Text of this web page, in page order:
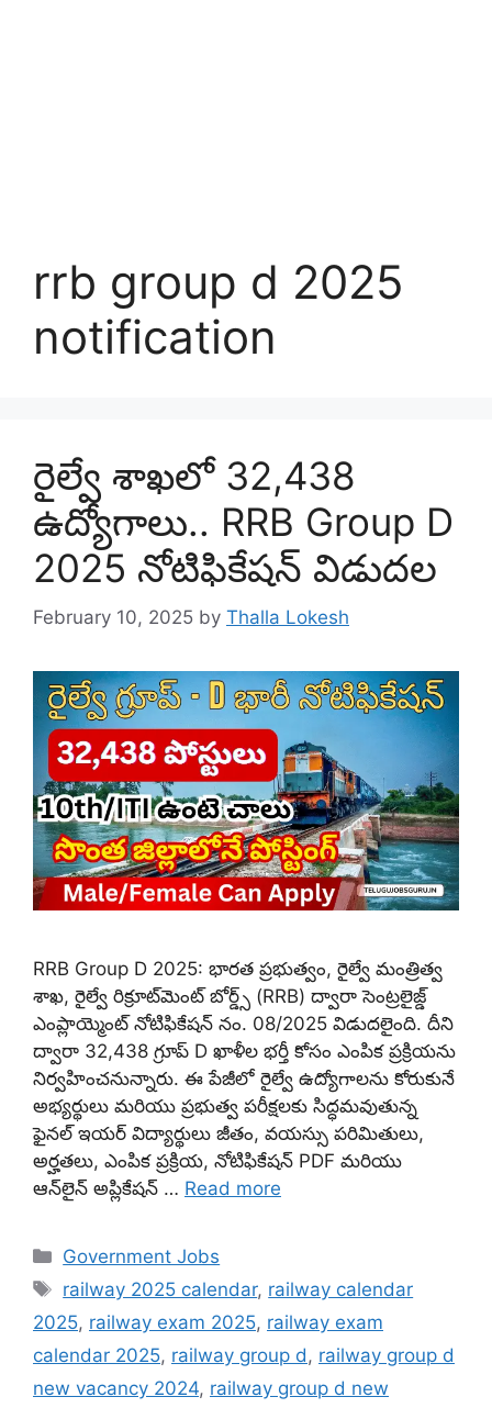
rrb group d 2025
notification
రైల్వే శాఖలో 32,438
ఉద్యోగాలు.. RRB Group D
2025 నోటిఫికేషన్‌ విడుదల
February 10, 2025 by Thalla Lokesh
RRB Group D 2025: భారత ప్రభుత్వం, రైల్వే మంత్రిత్వ
శాఖ, రైల్వే రిక్రూట్‌మెంట్ బోర్డ్స్ (RRB) ద్వారా సెంట్రలైజ్డ్
ఎంప్లాయ్మెంట్ నోటిఫికేషన్ నం. 08/2025 విడుదలైంది. దీని
ద్వారా 32,438 గ్రూప్ D ఖాళీల భర్తీ కోసం ఎంపిక ప్రక్రియను
నిర్వహించనున్నారు. ఈ పేజీలో రైల్వే ఉద్యోగాలను కోరుకునే
అభ్యర్థులు మరియు ప్రభుత్వ పరీక్షలకు సిద్ధమవుతున్న
ఫైనల్ ఇయర్ విద్యార్థులు జీతం, వయస్సు పరిమితులు,
అర్హతలు, ఎంపిక ప్రక్రియ, నోటిఫికేషన్ PDF మరియు
ఆన్‌లైన్ అప్లికేషన్ … Read more
Categories
Government Jobs
Tags
railway 2025 calendar, railway calendar
2025, railway exam 2025, railway exam
calendar 2025, railway group d , railway group d
new vacancy 2024, railway group d new